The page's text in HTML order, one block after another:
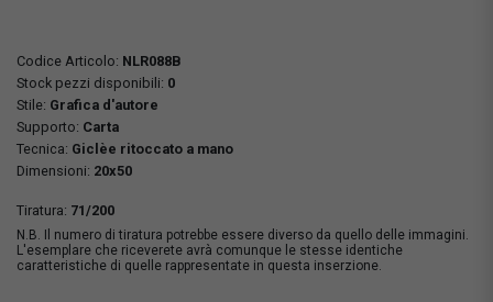
Codice Articolo: NLR088B
Stock pezzi disponibili: 0
Stile: Grafica d'autore
Supporto: Carta
Tecnica: Giclèe ritoccato a mano
Dimensioni: 20x50
Tiratura: 71/200
N.B. Il numero di tiratura potrebbe essere diverso da quello delle immagini.
L'esemplare che riceverete avrà comunque le stesse identiche
caratteristiche di quelle rappresentate in questa inserzione.